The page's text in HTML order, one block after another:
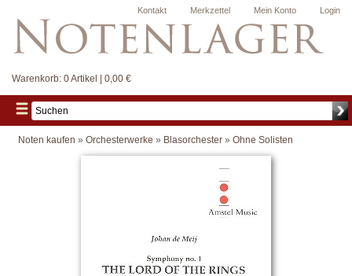
Login
Mein Konto
Merkzettel
Kontakt
Warenkorb: 0 Artikel | 0,00 €
Noten kaufen » Orchesterwerke » Blasorchester » Ohne Solisten